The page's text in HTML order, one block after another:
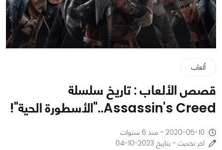
ألعاب
قصص الألعاب : تاريخ سلسلة
Assassin's Creed.."الأسطورة الحية"!
2020-05-10 - منذ 6 سنوات
اخر تحديث - بتاريخ 2023-10-04